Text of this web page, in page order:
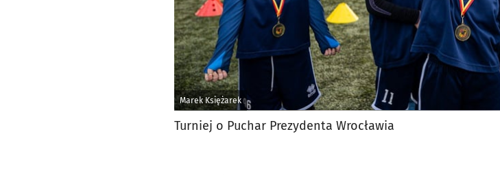
Marek Księżarek
Turniej o Puchar Prezydenta Wrocławia